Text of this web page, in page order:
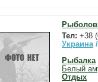
Тел: +38
Украина
Рыбалка
Белый
Отдых